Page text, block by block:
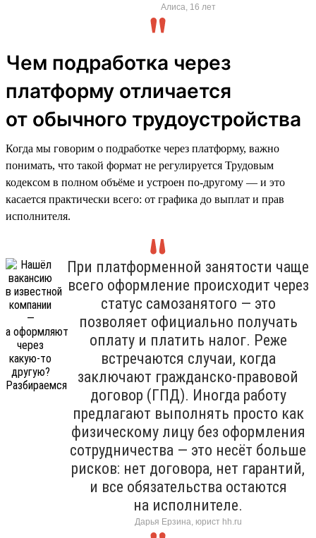
Алиса, 16 лет
Чем подработка через
платформу отличается
от обычного трудоустройства
Когда мы говорим о подработке через платформу, важно
понимать, что такой формат не регулируется Трудовым
кодексом в полном объёме и устроен по-другому — и это
касается практически всего: от графика до выплат и прав
исполнителя.
При платформенной занятости чаще
всего оформление происходит через
статус самозанятого — это
позволяет официально получать
оплату и платить налог. Реже
встречаются случаи, когда
заключают гражданско-правовой
договор (ГПД). Иногда работу
предлагают выполнять просто как
физическому лицу без оформления
сотрудничества — это несёт больше
рисков: нет договора, нет гарантий,
и все обязательства остаются
на исполнителе.
Дарья Ерзина, юрист hh.ru